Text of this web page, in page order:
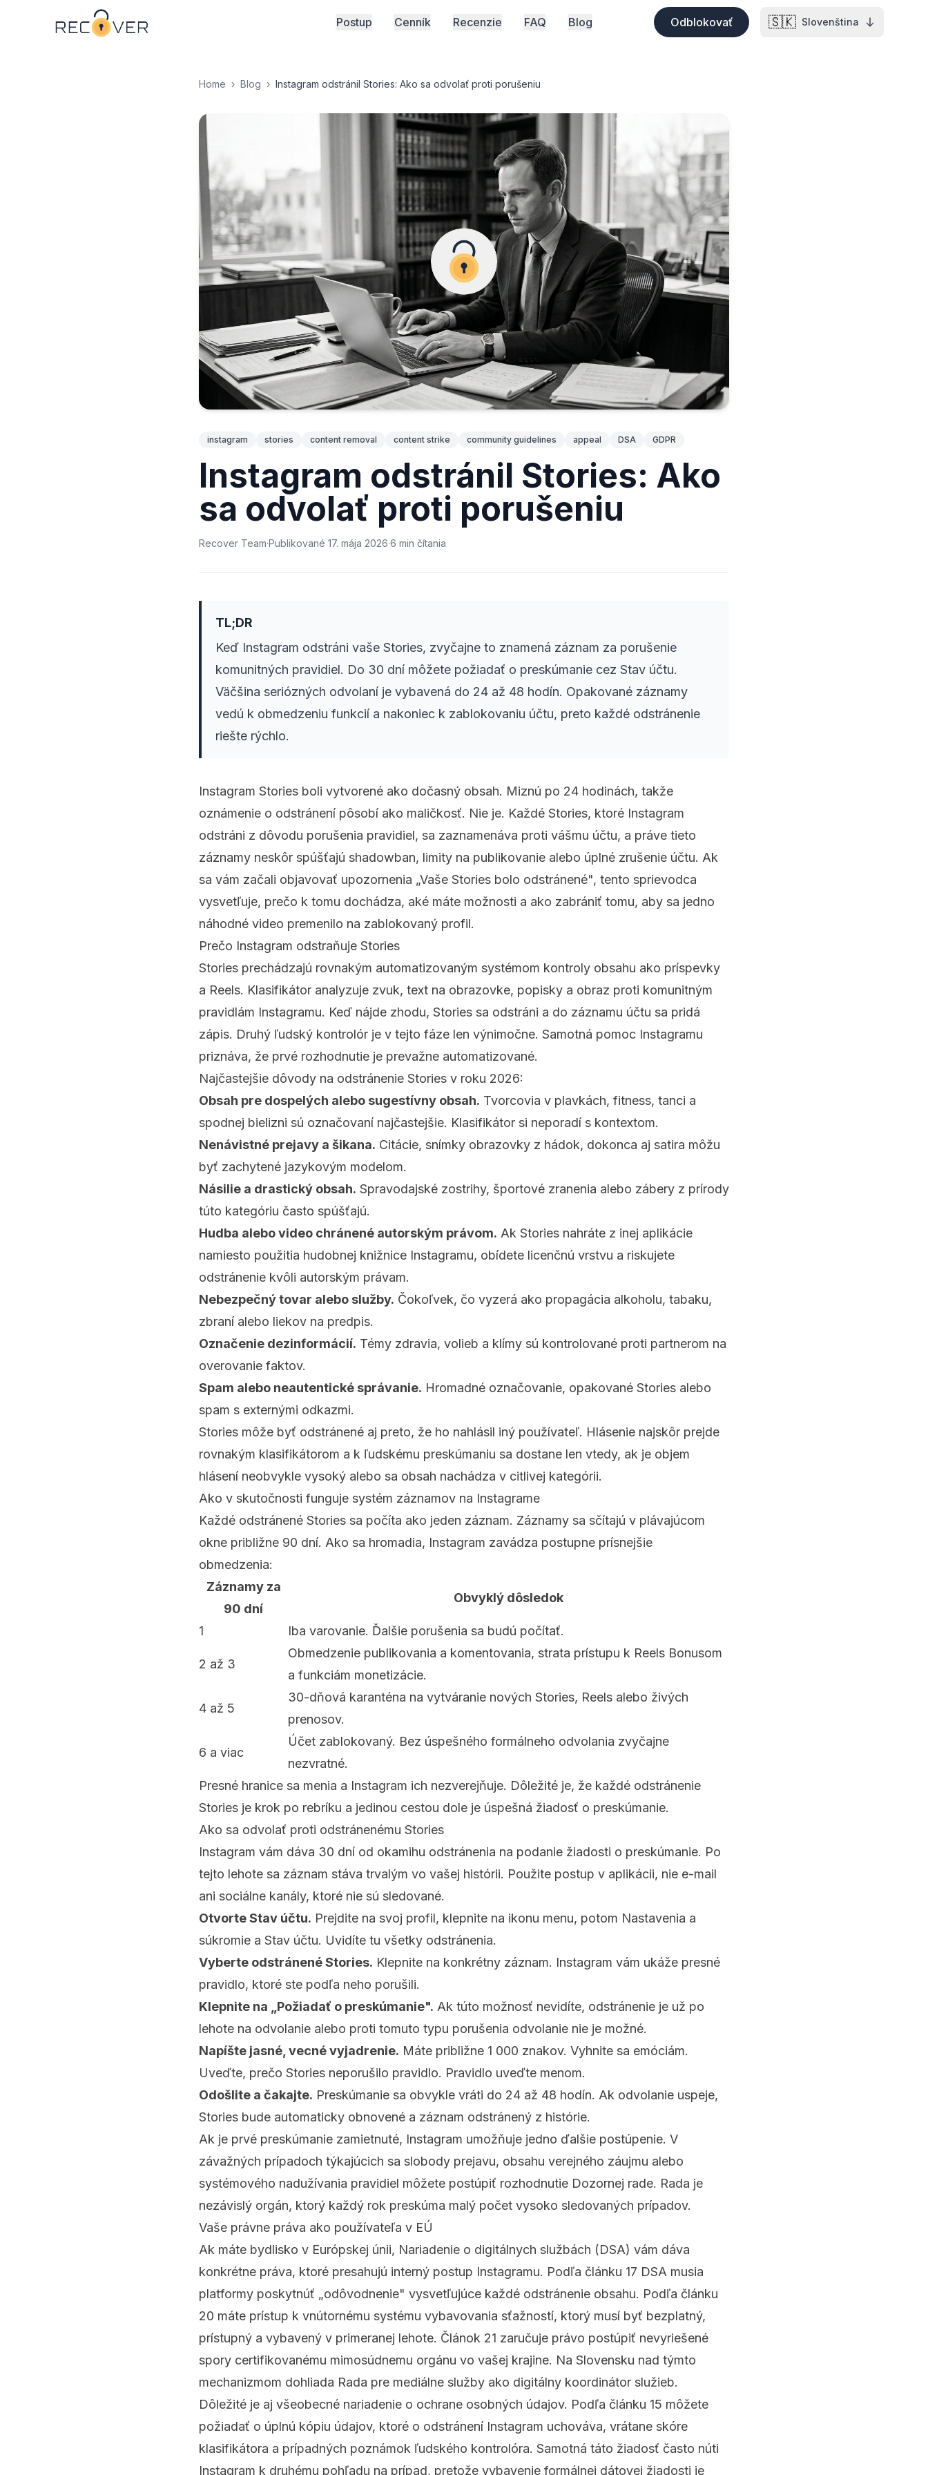
Postup Cenník Recenzie FAQ Blog Odblokovať 🇸🇰 Slovenština
Home › Blog › Instagram odstránil Stories: Ako sa odvolať proti porušeniu
instagram stories content removal content strike community guidelines appeal DSA GDPR
Instagram odstránil Stories: Ako
sa odvolať proti porušeniu
Recover Team·Publikované 17. mája 2026·6 min čítania
TL;DR
Keď Instagram odstráni vaše Stories, zvyčajne to znamená záznam za porušenie
komunitných pravidiel. Do 30 dní môžete požiadať o preskúmanie cez Stav účtu.
Väčšina seriózných odvolaní je vybavená do 24 až 48 hodín. Opakované záznamy
vedú k obmedzeniu funkcií a nakoniec k zablokovaniu účtu, preto každé odstránenie
riešte rýchlo.
Instagram Stories boli vytvorené ako dočasný obsah. Miznú po 24 hodinách, takže
oznámenie o odstránení pôsobí ako maličkosť. Nie je. Každé Stories, ktoré Instagram
odstráni z dôvodu porušenia pravidiel, sa zaznamenáva proti vášmu účtu, a práve tieto
záznamy neskôr spúšťajú shadowban, limity na publikovanie alebo úplné zrušenie účtu. Ak
sa vám začali objavovať upozornenia „Vaše Stories bolo odstránené", tento sprievodca
vysvetľuje, prečo k tomu dochádza, aké máte možnosti a ako zabrániť tomu, aby sa jedno
náhodné video premenilo na zablokovaný profil.
Prečo Instagram odstraňuje Stories
Stories prechádzajú rovnakým automatizovaným systémom kontroly obsahu ako príspevky
a Reels. Klasifikátor analyzuje zvuk, text na obrazovke, popisky a obraz proti komunitným
pravidlám Instagramu. Keď nájde zhodu, Stories sa odstráni a do záznamu účtu sa pridá
zápis. Druhý ľudský kontrolór je v tejto fáze len výnimočne. Samotná pomoc Instagramu
priznáva, že prvé rozhodnutie je prevažne automatizované.
Najčastejšie dôvody na odstránenie Stories v roku 2026:
Obsah pre dospelých alebo sugestívny obsah. Tvorcovia v plavkách, fitness, tanci a
spodnej bielizni sú označovaní najčastejšie. Klasifikátor si neporadí s kontextom.
Nenávistné prejavy a šikana. Citácie, snímky obrazovky z hádok, dokonca aj satira môžu
byť zachytené jazykovým modelom.
Násilie a drastický obsah. Spravodajské zostrihy, športové zranenia alebo zábery z prírody
túto kategóriu často spúšťajú.
Hudba alebo video chránené autorským právom. Ak Stories nahráte z inej aplikácie
namiesto použitia hudobnej knižnice Instagramu, obídete licenčnú vrstvu a riskujete
odstránenie kvôli autorským právam.
Nebezpečný tovar alebo služby. Čokoľvek, čo vyzerá ako propagácia alkoholu, tabaku,
zbraní alebo liekov na predpis.
Označenie dezinformácií. Témy zdravia, volieb a klímy sú kontrolované proti partnerom na
overovanie faktov.
Spam alebo neautentické správanie. Hromadné označovanie, opakované Stories alebo
spam s externými odkazmi.
Stories môže byť odstránené aj preto, že ho nahlásil iný používateľ. Hlásenie najskôr prejde
rovnakým klasifikátorom a k ľudskému preskúmaniu sa dostane len vtedy, ak je objem
hlásení neobvykle vysoký alebo sa obsah nachádza v citlivej kategórii.
Ako v skutočnosti funguje systém záznamov na Instagrame
Každé odstránené Stories sa počíta ako jeden záznam. Záznamy sa sčítajú v plávajúcom
okne približne 90 dní. Ako sa hromadia, Instagram zavádza postupne prísnejšie
obmedzenia:
Záznamy za
90 dní
Obvyklý dôsledok
1 Iba varovanie. Ďalšie porušenia sa budú počítať.
2 až 3
Obmedzenie publikovania a komentovania, strata prístupu k Reels Bonusom
a funkciám monetizácie.
4 až 5
30-dňová karanténa na vytváranie nových Stories, Reels alebo živých
prenosov.
6 a viac
Účet zablokovaný. Bez úspešného formálneho odvolania zvyčajne
nezvratné.
Presné hranice sa menia a Instagram ich nezverejňuje. Dôležité je, že každé odstránenie
Stories je krok po rebríku a jedinou cestou dole je úspešná žiadosť o preskúmanie.
Ako sa odvolať proti odstránenému Stories
Instagram vám dáva 30 dní od okamihu odstránenia na podanie žiadosti o preskúmanie. Po
tejto lehote sa záznam stáva trvalým vo vašej histórii. Použite postup v aplikácii, nie e-mail
ani sociálne kanály, ktoré nie sú sledované.
Otvorte Stav účtu. Prejdite na svoj profil, klepnite na ikonu menu, potom Nastavenia a
súkromie a Stav účtu. Uvidíte tu všetky odstránenia.
Vyberte odstránené Stories. Klepnite na konkrétny záznam. Instagram vám ukáže presné
pravidlo, ktoré ste podľa neho porušili.
Klepnite na „Požiadať o preskúmanie". Ak túto možnosť nevidíte, odstránenie je už po
lehote na odvolanie alebo proti tomuto typu porušenia odvolanie nie je možné.
Napíšte jasné, vecné vyjadrenie. Máte približne 1 000 znakov. Vyhnite sa emóciám.
Uveďte, prečo Stories neporušilo pravidlo. Pravidlo uveďte menom.
Odošlite a čakajte. Preskúmanie sa obvykle vráti do 24 až 48 hodín. Ak odvolanie uspeje,
Stories bude automaticky obnovené a záznam odstránený z histórie.
Ak je prvé preskúmanie zamietnuté, Instagram umožňuje jedno ďalšie postúpenie. V
závažných prípadoch týkajúcich sa slobody prejavu, obsahu verejného záujmu alebo
systémového nadužívania pravidiel môžete postúpiť rozhodnutie Dozornej rade. Rada je
nezávislý orgán, ktorý každý rok preskúma malý počet vysoko sledovaných prípadov.
Vaše právne práva ako používateľa v EÚ
Ak máte bydlisko v Európskej únii, Nariadenie o digitálnych službách (DSA) vám dáva
konkrétne práva, ktoré presahujú interný postup Instagramu. Podľa článku 17 DSA musia
platformy poskytnúť „odôvodnenie" vysvetľujúce každé odstránenie obsahu. Podľa článku
20 máte prístup k vnútornému systému vybavovania sťažností, ktorý musí byť bezplatný,
prístupný a vybavený v primeranej lehote. Článok 21 zaručuje právo postúpiť nevyriešené
spory certifikovanému mimosúdnemu orgánu vo vašej krajine. Na Slovensku nad týmto
mechanizmom dohliada Rada pre mediálne služby ako digitálny koordinátor služieb.
Dôležité je aj všeobecné nariadenie o ochrane osobných údajov. Podľa článku 15 môžete
požiadať o úplnú kópiu údajov, ktoré o odstránení Instagram uchováva, vrátane skóre
klasifikátora a prípadných poznámok ľudského kontrolóra. Samotná táto žiadosť často núti
Instagram k druhému pohľadu na prípad, pretože vybavenie formálnej dátovej žiadosti je